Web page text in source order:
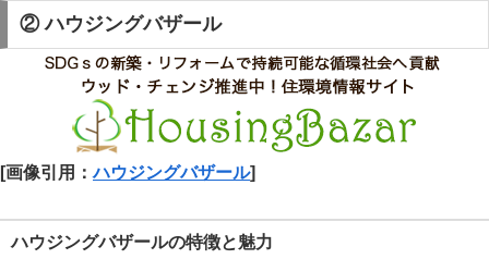
② ハウジングバザール
[画像引用：ハウジングバザール]
ハウジングバザールの特徴と魅力